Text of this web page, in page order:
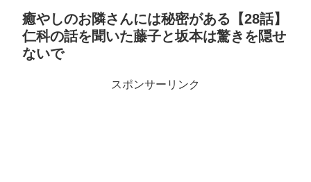
癒やしのお隣さんには秘密がある【28話】
仁科の話を聞いた藤子と坂本は驚きを隠せ
ないで
スポンサーリンク